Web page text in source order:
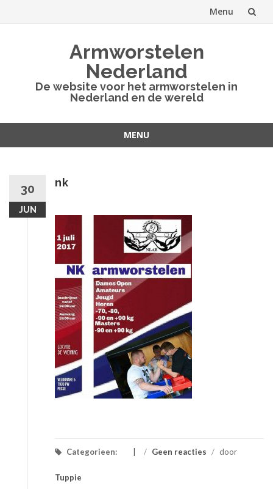
Menu
Armworstelen
Nederland
De website voor het armworstelen in
Nederland en de wereld
MENU
30
JUN
nk
Categorieen: / Geen reacties / door
Tuppie